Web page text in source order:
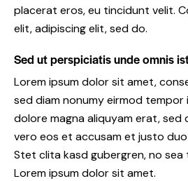
placerat eros, eu tincidunt velit.
elit, adipiscing elit, sed do.
Sed ut perspiciatis unde omnis
Lorem ipsum dolor sit amet,
sed diam nonumy eirmod
dolore magna aliquyam erat, sed
vero eos et accusam et justo
Stet clita kasd gubergren, no
Lorem ipsum dolor sit amet.